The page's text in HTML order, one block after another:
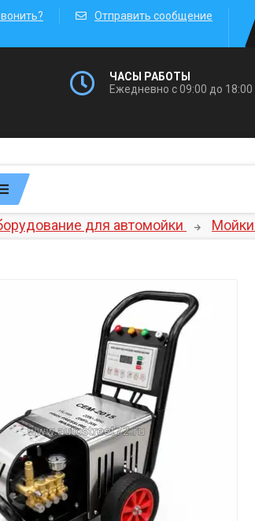
Отправить сообщение
ЧАСЫ РАБОТЫ
Ежедневно с 09:00 до 18:00
для автомойки